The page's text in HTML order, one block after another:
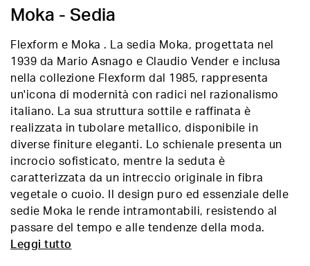
Moka - Sedia
Flexform e Moka . La sedia Moka, progettata nel
1939 da Mario Asnago e Claudio Vender e inclusa
nella collezione Flexform dal 1985, rappresenta
un'icona di modernità con radici nel razionalismo
italiano. La sua struttura sottile e raffinata è
realizzata in tubolare metallico, disponibile in
diverse finiture eleganti. Lo schienale presenta un
incrocio sofisticato, mentre la seduta è
caratterizzata da un intreccio originale in fibra
vegetale o cuoio. Il design puro ed essenziale delle
sedie Moka le rende intramontabili, resistendo al
passare del tempo e alle tendenze della moda.
Leggi tutto